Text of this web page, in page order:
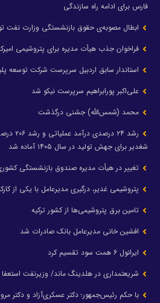
فارس برای ادامه راه سازندگی
ابطال مصوبه‌ی حقوق بازنشستگی وزارت نفت
فراخوان جذب هیأت مدیره برای پتروشیمی
استاندار سابق اردبیل سرپرست شرکت توسعه
علی‌اکبر پورابراهیم سرپرست نیکو شد
محمد (شمس‌الله) جشنی درگذشت
رشد ۲۴
شغدیر برای جهش تولید در سال ۱۴۰۵ آماده شد
تغییر در هیأت مدیره صندوق بازنشستگی
پتروشیمی غدیر، درگیری مدیرعامل با یکی از
تامین برق پتروشیمی‌ها از کشور ترکیه
افشین خانی مدیرعامل بانک صادرات شد
ایرانول ۶ همت سود تقسیم کرد
شریعتمداری در هلدینگ ماند/ وزیرنفت استعفا
با حکم رئیس‌جمهور؛ دکتر عسکری‌آزاد و دکتر